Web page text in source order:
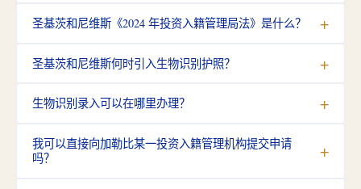
圣基茨和尼维斯《2024 年投资入籍管理局法》是什么？
圣基茨和尼维斯何时引入生物识别护照？
生物识别录入可以在哪里办理？
我可以直接向加勒比某一投资入籍管理机构提交申请
吗？